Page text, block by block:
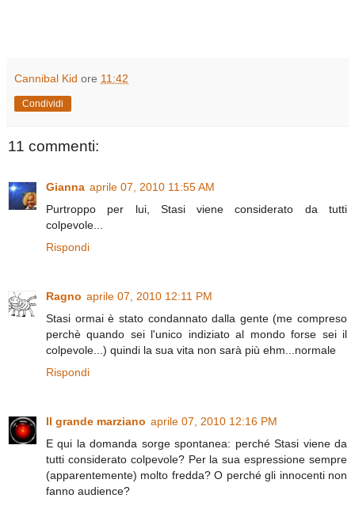
Cannibal Kid ore 11:42
Condividi
11 commenti:
Gianna aprile 07, 2010 11:55 AM
Purtroppo per lui, Stasi viene considerato da tutti
colpevole...
Rispondi
Ragno aprile 07, 2010 12:11 PM
Stasi ormai è stato condannato dalla gente (me compreso
perchè quando sei l'unico indiziato al mondo forse sei il
colpevole...) quindi la sua vita non sarà più ehm...normale
Rispondi
Il grande marziano aprile 07, 2010 12:16 PM
E qui la domanda sorge spontanea: perché Stasi viene da
tutti considerato colpevole? Per la sua espressione sempre
(apparentemente) molto fredda? O perché gli innocenti non
fanno audience?